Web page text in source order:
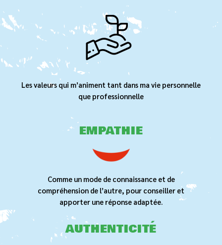
Les valeurs qui m’animent tant dans ma vie personnelle
que professionnelle
EMPATHIE
Comme un mode de connaissance et de
compréhension de l’autre, pour conseiller et
apporter une réponse adaptée.
AUTHENTICITÉ